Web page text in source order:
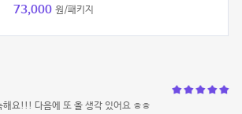
73,000 원/패키지
해요!!! 다음에 또 올 생각 있어요 ㅎㅎ